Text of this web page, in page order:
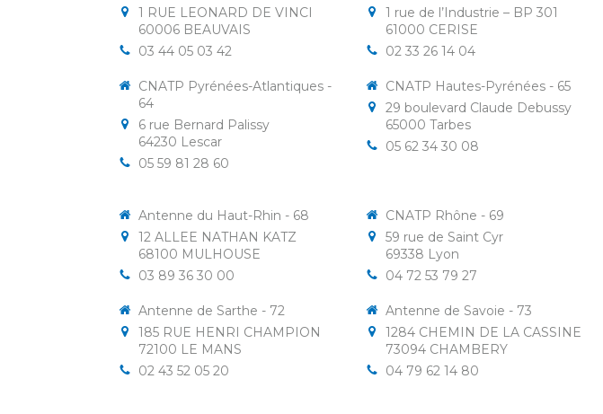
1 RUE LEONARD DE VINCI
60006 BEAUVAIS
03 44 05 03 42
1 rue de l’Industrie – BP 301
61000 CERISE
02 33 26 14 04
CNATP Pyrénées-Atlantiques -
64
6 rue Bernard Palissy
64230 Lescar
05 59 81 28 60
CNATP Hautes-Pyrénées - 65
29 boulevard Claude Debussy
65000 Tarbes
05 62 34 30 08
Antenne du Haut-Rhin - 68
12 ALLEE NATHAN KATZ
68100 MULHOUSE
03 89 36 30 00
CNATP Rhône - 69
59 rue de Saint Cyr
69338 Lyon
04 72 53 79 27
Antenne de Sarthe - 72
185 RUE HENRI CHAMPION
72100 LE MANS
02 43 52 05 20
Antenne de Savoie - 73
1284 CHEMIN DE LA CASSINE
73094 CHAMBERY
04 79 62 14 80